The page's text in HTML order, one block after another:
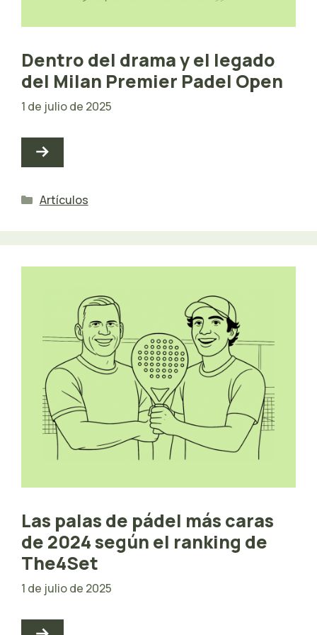
Dentro del drama y el legado
del Milan Premier Padel Open
1 de julio de 2025
Categorías
Artículos
Las palas de pádel más caras
de 2024 según el ranking de
The4Set
1 de julio de 2025